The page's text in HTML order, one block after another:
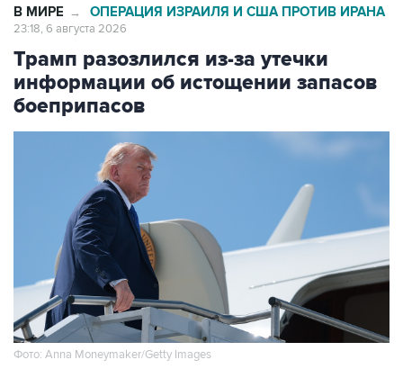
В МИРЕ → ОПЕРАЦИЯ ИЗРАИЛЯ И США ПРОТИВ ИРАНА
23:18, 6 августа 2026
Трамп разозлился из-за утечки
информации об истощении запасов
боеприпасов
Фото: Anna Moneymaker/Getty Images